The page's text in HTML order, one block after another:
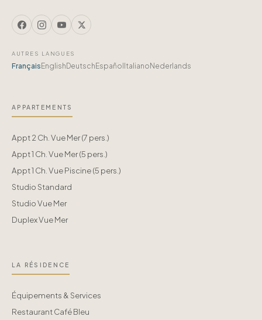
AUTRES LANGUES
FrançaisEnglishDeutschEspañolItalianoNederlands
APPARTEMENTS
Appt 2 Ch. Vue Mer (7 pers.)
Appt 1 Ch. Vue Mer (5 pers.)
Appt 1 Ch. Vue Piscine (5 pers.)
Studio Standard
Studio Vue Mer
Duplex Vue Mer
LA RÉSIDENCE
Équipements & Services
Restaurant Café Bleu